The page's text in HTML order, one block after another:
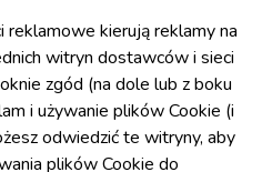
kierują reklamy na
witryn dostawców i sieci
zgód (na dole lub z boku
i używanie plików Cookie (i
odwiedzić te witryny, aby
plików Cookie do